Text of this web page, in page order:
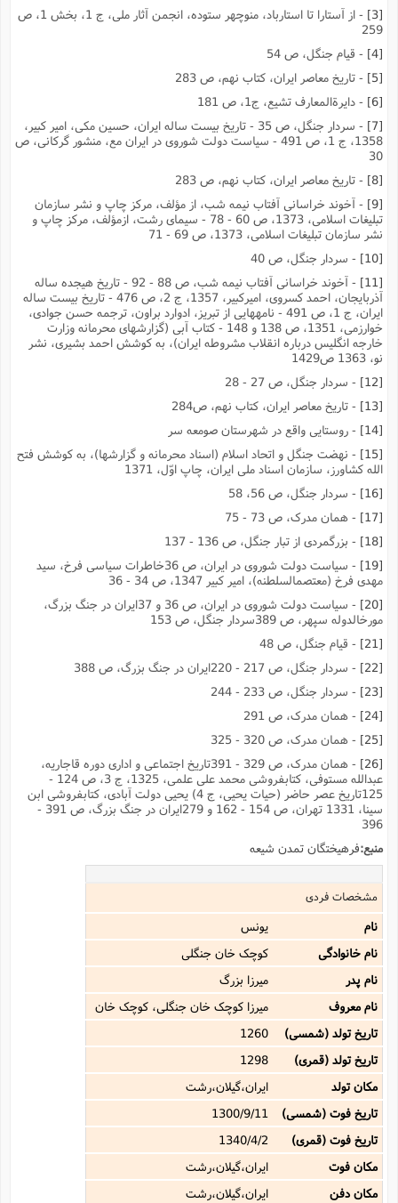
- از آستارا تا استارباد، منوچهر ستوده، انجمن آثار ملى، ج 1، بخش 1، ص
259
- قیام جنگل، ص 54
- تاریخ معاصر ایران، کتاب نهم، ص 283
- دایرةالمعارف تشیع، ج1، ص 181
- سردار جنگل، ص 35 - تاریخ بیست ساله ایران، حسین مکى، امیر کبیر،
1358، ج 1، ص 491 - سیاست دولت شوروى در ایران مع، منشور گرکانى، ص
30
- تاریخ معاصر ایران، کتاب نهم، ص 283
- آخوند خراسانى آفتاب نیمه شب، از مؤلف، مرکز چاپ و نشر سازمان
تبلیغات اسلامى، 1373، ص 60 - 78 - سیماى رشت، ازمؤلف، مرکز چاپ و
نشر سازمان تبلیغات اسلامى، 1373، ص 69 - 71
- سردار جنگل، ص 40
- آخوند خراسانى آفتاب نیمه شب، ص 88 - 92 - تاریخ هیجده ساله
آذربایجان، احمد کسروى، امیرکبیر، 1357، ج 2، ص 476 - تاریخ بیست ساله
ایران، ج 1، ص 491 - نامههایى از تبریز، ادوارد براون، ترجمه حسن جوادى،
خوارزمى، 1351، ص 138 و 148 - کتاب آبى (گزارشهاى محرمانه وزارت
خارجه انگلیس درباره انقلاب مشروطه ایران)، به کوشش احمد بشیرى، نشر
نو، 1363 ص1429
- سردار جنگل، ص 27 - 28
- تاریخ معاصر ایران، کتاب نهم، ص284
- روستایى واقع در شهرستان صومعه سر
- نهضت جنگل و اتحاد اسلام (اسناد محرمانه و گزارشها)، به کوشش فتح
الله کشاورز، سازمان اسناد ملى ایران، چاپ اوّل، 1371
- سردار جنگل، ص 56، 58
- همان مدرک، ص 73 - 75
- بزرگمردى از تبار جنگل، ص 136 - 137
- سیاست دولت شوروى در ایران، ص 36خاطرات سیاسى فرخ، سید
مهدى فرخ (معتصمالسلطنه)، امیر کبیر 1347، ص 34 - 36
- سیاست دولت شوروى در ایران، ص 36 و 37ایران در جنگ بزرگ،
مورخالدوله سپهر، ص 389سردار جنگل، ص 153
- قیام جنگل، ص 48
- سردار جنگل، ص 217 - 220ایران در جنگ بزرگ، ص 388
- سردار جنگل، ص 233 - 244
- همان مدرک، ص 291
- همان مدرک، ص 320 - 325
- همان مدرک، ص 329 - 391تاریخ اجتماعى و ادارى دوره قاجاریه،
عبدالله مستوفى، کتابفروشى محمد على علمى، 1325، ج 3، ص 124 -
125تاریخ عصر حاضر (حیات یحیى، ج 4) یحیى دولت آبادى، کتابفروشى ابن
سینا، 1331 تهران، ص 154 - 162 و 279ایران در جنگ بزرگ، ص 391 -
396
منبع:فرهیختگان تمدن شیعه
مشخصات فردی
نام
یونس
نام خانوادگی
کوچک خان جنگلى
نام پدر
میرزا بزرگ
نام معروف
میرزا کوچک خان جنگلى، کوچک خان
تاریخ تولد (شمسی)
1260
تاریخ تولد (قمری)
1298
مکان تولد
ایران،گیلان،رشت
تاریخ فوت (شمسی)
1300/9/11
تاریخ فوت (قمری)
1340/4/2
مکان فوت
ایران،گیلان،رشت
مکان دفن
ایران،گیلان،رشت